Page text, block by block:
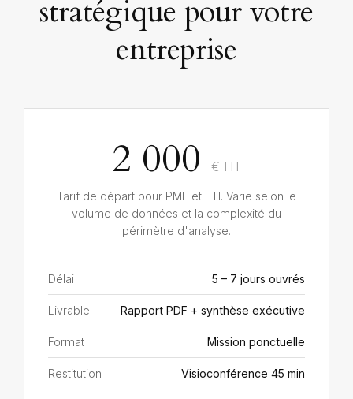
stratégique pour votre
entreprise
2 000 € HT
Tarif de départ pour PME et ETI. Varie selon le
volume de données et la complexité du
périmètre d'analyse.
Délai 5 – 7 jours ouvrés
Livrable Rapport PDF + synthèse exécutive
Format Mission ponctuelle
Restitution Visioconférence 45 min